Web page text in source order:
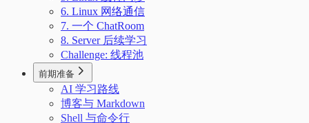
6. Linux 网络通信
7. 一个 ChatRoom
8. Server 后续学习
Challenge: 线程池
前期准备
AI 学习路线
博客与 Markdown
Shell 与命令行